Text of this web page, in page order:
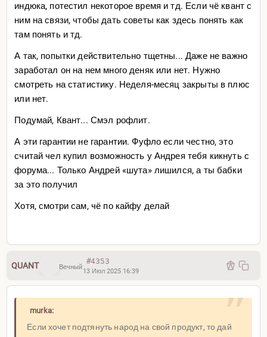
индюка, потестил некоторое время и тд. Если чё квант с
ним на связи, чтобы дать советы как здесь понять как
там понять и тд.
А так, попытки действительно тщетны... Даже не важно
заработал он на нем много деняк или нет. Нужно
смотреть на статистику. Неделя-месяц закрыты в плюс
или нет.
Подумай, Квант... Смэл рофлит.
А эти гарантии не гарантии. Фуфло если честно, это
считай чел купил возможность у Андрея тебя кикнуть с
форума... Только Андрей «шута» лишился, а ты бабки
за это получил
Хотя, смотри сам, чё по кайфу делай
QUANT Вечный
#4353
13 Июл 2025 16:39
murka:
Если хочет подтянуть народ на свой продукт, то дай